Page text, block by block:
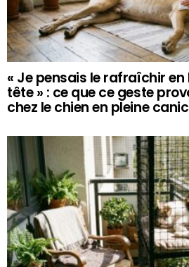
« Je pensais le rafraîchir
tête » : ce que ce geste
chez le chien en pleine